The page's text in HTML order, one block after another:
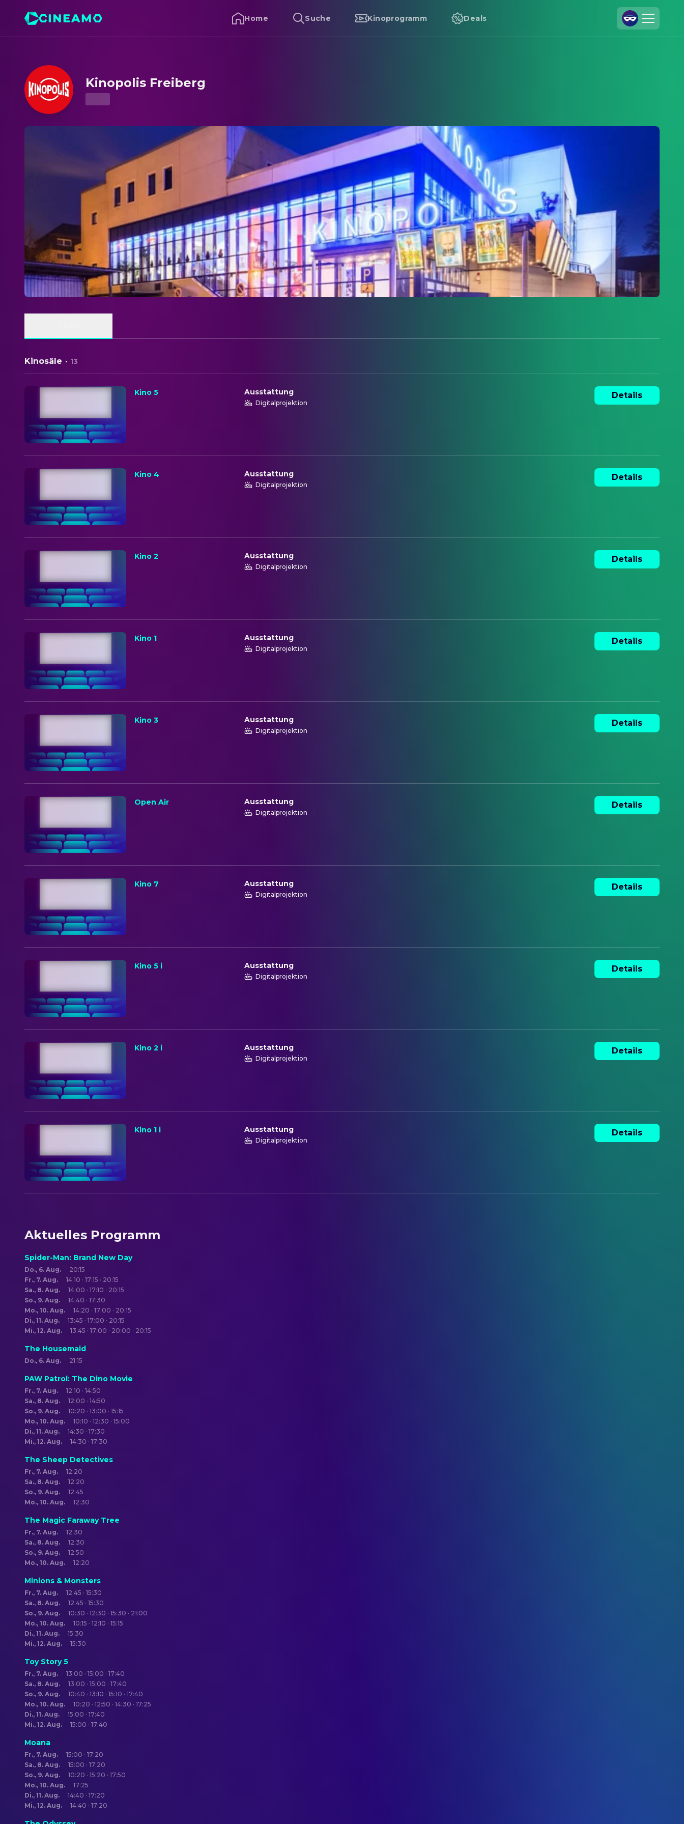
Home Suche Kinoprogramm Deals
Kinopolis Freiberg
Kinosäle · 13
Kino 5 Ausstattung
Digitalprojektion
Details
Kino 4 Ausstattung
Digitalprojektion
Details
Kino 2 Ausstattung
Digitalprojektion
Details
Kino 1 Ausstattung
Digitalprojektion
Details
Kino 3 Ausstattung
Digitalprojektion
Details
Open Air Ausstattung
Digitalprojektion
Details
Kino 7 Ausstattung
Digitalprojektion
Details
Kino 5 i Ausstattung
Digitalprojektion
Details
Kino 2 i Ausstattung
Digitalprojektion
Details
Kino 1 i Ausstattung
Digitalprojektion
Details
Aktuelles Programm
Spider-Man: Brand New Day
Do., 6. Aug.
20:15
Fr., 7. Aug.
14:10 · 17:15 · 20:15
Sa., 8. Aug.
14:00 · 17:10 · 20:15
So., 9. Aug.
14:40 · 17:30
Mo., 10. Aug.
14:20 · 17:00 · 20:15
Di., 11. Aug.
13:45 · 17:00 · 20:15
Mi., 12. Aug.
13:45 · 17:00 · 20:00 · 20:15
The Housemaid
Do., 6. Aug. 21:15
PAW Patrol: The Dino Movie
Fr., 7. Aug.
12:10 · 14:50
Sa., 8. Aug.
12:00 · 14:50
So., 9. Aug.
10:20 · 13:00 · 15:15
Mo., 10. Aug.
10:10 · 12:30 · 15:00
Di., 11. Aug.
14:30 · 17:30
Mi., 12. Aug.
14:30 · 17:30
The Sheep Detectives
Fr., 7. Aug.
12:20
Sa., 8. Aug.
12:20
So., 9. Aug.
12:45
Mo., 10. Aug.
12:30
The Magic Faraway Tree
Fr., 7. Aug.
12:30
Sa., 8. Aug.
12:30
So., 9. Aug.
12:50
Mo., 10. Aug.
12:20
Minions & Monsters
Fr., 7. Aug.
12:45 · 15:30
Sa., 8. Aug.
12:45 · 15:30
So., 9. Aug.
10:30 · 12:30 · 15:30 · 21:00
Mo., 10. Aug.
10:15 · 12:10 · 15:15
Di., 11. Aug.
15:30
Mi., 12. Aug.
15:30
Toy Story 5
Fr., 7. Aug.
13:00 · 15:00 · 17:40
Sa., 8. Aug.
13:00 · 15:00 · 17:40
So., 9. Aug.
10:40 · 13:10 · 15:10 · 17:40
Mo., 10. Aug.
10:20 · 12:50 · 14:30 · 17:25
Di., 11. Aug.
15:00 · 17:40
Mi., 12. Aug.
15:00 · 17:40
Moana
Fr., 7. Aug.
15:00 · 17:20
Sa., 8. Aug.
15:00 · 17:20
So., 9. Aug.
10:20 · 15:20 · 17:50
Mo., 10. Aug.
17:25
Di., 11. Aug.
14:40 · 17:20
Mi., 12. Aug.
14:40 · 17:20